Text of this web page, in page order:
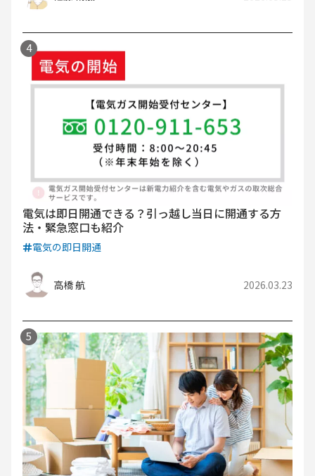
電気は即日開通できる？引っ越し当日に開通する方
法・緊急窓口も紹介
電気の即日開通
高橋 航 2026.03.23